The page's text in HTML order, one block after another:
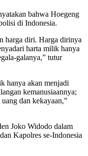
bahwa Hoegeng
di Indonesia.
harga diri. Harga dirinya
harta milik hanya
galanya,” tutur
hanya akan menjadi
kemanusiaannya;
dan kekayaan,”
Joko Widodo dalam
Kapolres se-Indonesia